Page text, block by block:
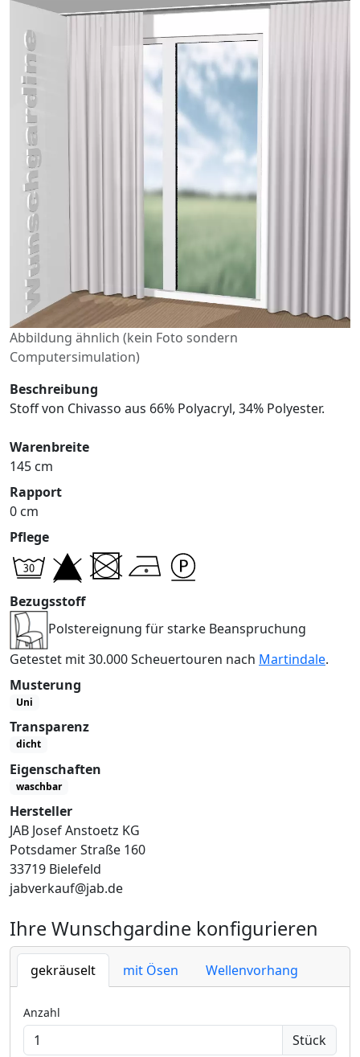
Abbildung ähnlich (kein Foto sondern
Computersimulation)
Beschreibung
Stoff von Chivasso aus 66% Polyacryl, 34% Polyester.
Warenbreite
145 cm
Rapport
0 cm
Pflege
Bezugsstoff
Polstereignung für starke Beanspruchung
Getestet mit 30.000 Scheuertouren nach Martindale.
Musterung
Uni
Transparenz
dicht
Eigenschaften
waschbar
Hersteller
JAB Josef Anstoetz KG
Potsdamer Straße 160
33719 Bielefeld
jabverkauf@jab.de
Ihre Wunschgardine konfigurieren
gekräuselt mit Ösen Wellenvorhang
Anzahl
Stück